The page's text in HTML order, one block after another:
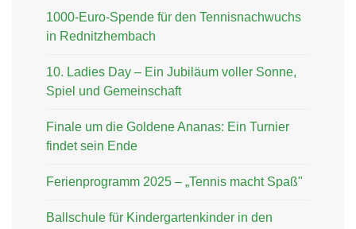
1000-Euro-Spende für den Tennisnachwuchs
in Rednitzhembach
10. Ladies Day – Ein Jubiläum voller Sonne,
Spiel und Gemeinschaft
Finale um die Goldene Ananas: Ein Turnier
findet sein Ende
Ferienprogramm 2025 – „Tennis macht Spaß"
Ballschule für Kindergartenkinder in den